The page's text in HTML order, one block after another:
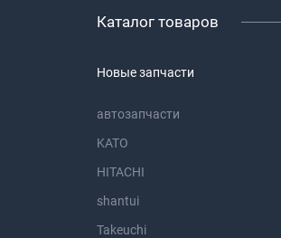
Каталог товаров
Новые запчасти
автозапчасти
KATO
HITACHI
shantui
Takeuchi